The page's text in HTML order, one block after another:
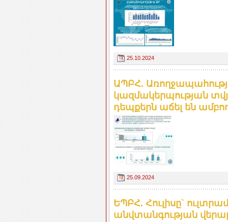
25.10.2024
ԱՊԲՀ.
կազմակերպության
դեպքերն աճել են
25.09.2024
ԵՊԲՀ. Հուլիսը`
անվտանգության